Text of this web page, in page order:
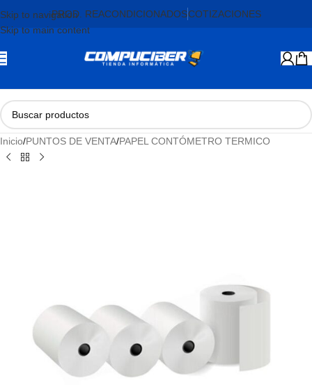
Skip to navigation
Skip to main content
PROD. REACONDICIONADOSCOTIZACIONES
Inicio/PUNTOS DE VENTA/PAPEL CONTÓMETRO TERMICO